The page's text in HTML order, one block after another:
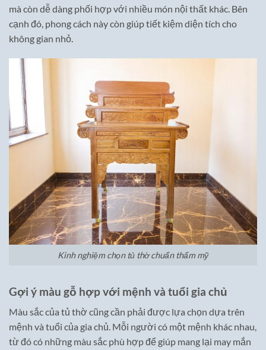
mà còn dễ dàng phối hợp với nhiều món nội thất khác. Bên
cạnh đó, phong cách này còn giúp tiết kiệm diện tích cho
không gian nhỏ.
Kinh nghiệm chọn tủ thờ chuẩn thẩm mỹ
Gợi ý màu gỗ hợp với mệnh và tuổi gia chủ
Màu sắc của tủ thờ cũng cần phải được lựa chọn dựa trên
mệnh và tuổi của gia chủ. Mỗi người có một mệnh khác nhau,
từ đó có những màu sắc phù hợp để giúp mang lại may mắn